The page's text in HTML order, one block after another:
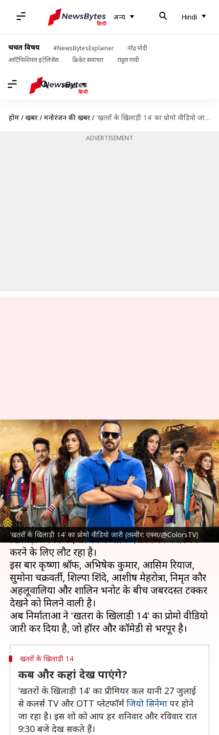
अन्य Hindi
चर्चित विषय #NewsBytesExplainer
नरेंद्र मोदी
आर्टिफिशियल इंटेलिजेंस
क्रिकेट समाचार राहुल गांधी
Hindi
होम / खबरें / मनोरंजन की खबरें / 'खतरों के खिलाड़ी 14' का प्रोमो वीडियो जारी, जानिए कब और कहां देख सकेंगे
ADVERTISEMENT
'खतरों के खिलाड़ी 14' का प्रोमो वीडियो जारी (तस्वीर: एक्स/@ColorsTV)
'खतरों के खिलाड़ी 14' का प्रोमो
वीडियो जारी, जानिए कब और कहां
देख सकेंगे
लेखन दीक्षा शर्मा Jul 26, 2024 01:54 pm
क्या है खबर?
रोहित शेट्टीका स्‍टंट पर आधारित रियलिटी शो 'खतरों के
ख‍िलाड़ी' अपने नए सीजन के साथ दर्शकों का मनोरंजन
करने के लिए लौट रहा है।
इस बार कृष्णा श्रॉफ, अभिषेक कुमार, आसिम रियाज,
सुमोना चक्रवर्ती, शिल्पा शिंदे, आशीष मेहरोत्रा, निमृत कौर
अहलूवालिया और शालिन भनोट के बीच जबरदस्त टक्कर
देखने को मिलने वाली है।
अब निर्माताओं ने 'खतरों के खिलाड़ी 14' का प्रोमो वीडियो
खतरों के खिलाड़ी 14
कब और कहां देख पाएंगे?
'खतरों के खिलाड़ी 14' का प्रीमियर कल यानी 27 जुलाई
से कलर्स TV और OTT प्लेटफॉर्म जियो सिनेमा पर होने
जा रहा है। इस शो को आप हर शनिवार और रविवार रात
9:30 बजे देख सकते हैं।